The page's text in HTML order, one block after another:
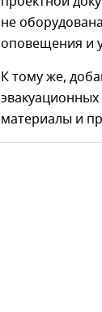
не
оповещения и
К тому же,
материалы и